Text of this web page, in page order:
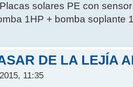
solares PE con
1HP + bomba soplante
DE LA LEJÍA
11:35